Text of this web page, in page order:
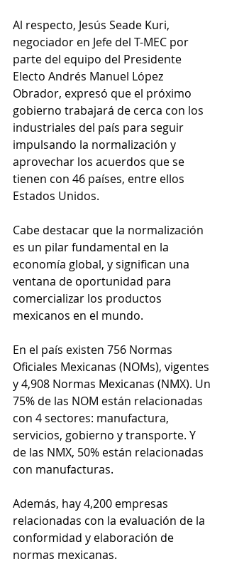
Al respecto, Jesús Seade Kuri,
negociador en Jefe del T-MEC por
parte del equipo del Presidente
Electo Andrés Manuel López
Obrador, expresó que el próximo
gobierno trabajará de cerca con los
industriales del país para seguir
impulsando la normalización y
aprovechar los acuerdos que se
tienen con 46 países, entre ellos
Estados Unidos.
Cabe destacar que la normalización
es un pilar fundamental en la
economía global, y significan una
ventana de oportunidad para
comercializar los productos
mexicanos en el mundo.
En el país existen 756 Normas
Oficiales Mexicanas (NOMs), vigentes
y 4,908 Normas Mexicanas (NMX). Un
75% de las NOM están relacionadas
con 4 sectores: manufactura,
servicios, gobierno y transporte. Y
de las NMX, 50% están relacionadas
con manufacturas.
Además, hay 4,200 empresas
relacionadas con la evaluación de la
conformidad y elaboración de
normas mexicanas.